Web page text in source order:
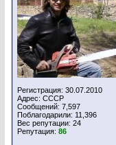
Регистрация: 30.07.2010
Адрес: СССР
Сообщений: 7,597
Поблагодарили: 11,396
Вес репутации: 24
Репутация: 86